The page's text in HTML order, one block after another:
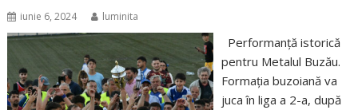
iunie 6, 2024 luminita
Performanță istorică
pentru Metalul Buzău.
Formația buzoiană va
juca în liga a 2-a, după